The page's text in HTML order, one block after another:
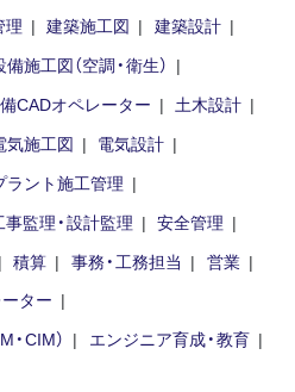
理 建築施工図
建築設計
備施工図（空調・衛生）
CADオペレーター
土木設計
気施工図
電気設計
ラント施工管理
事監理・設計監理
安全管理
積算 事務・工務担当
営業
ター
・CIM）
エンジニア育成・教育